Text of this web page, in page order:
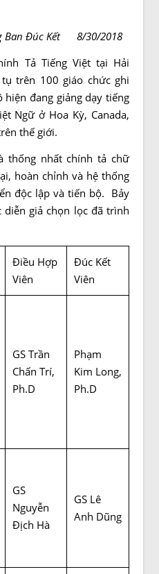
Ban Đúc Kết 8/30/2018
Tả Tiếng Việt tại Hải
trên 100 giáo chức ghi
đang giảng dạy tiếng
Ngữ ở Hoa Kỳ, Canada,
thế giới.
thống nhất chính tả chữ
hoàn chỉnh và hệ thống
độc lập và tiến bộ. Bảy
giả chọn lọc đã trình
Điều Hợp
Viên
Đúc Kết
Viên
GS Trần
Chấn Trí,
Ph.D
Phạm
Kim Long,
Ph.D
GS
Nguyễn
Địch Hà
GS Lê
Anh Dũng